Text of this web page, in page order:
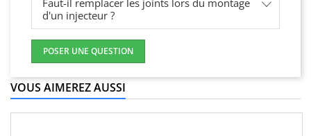
Faut-il remplacer les joints lors du montage
d'un injecteur ?
POSER UNE QUESTION
VOUS AIMEREZ AUSSI